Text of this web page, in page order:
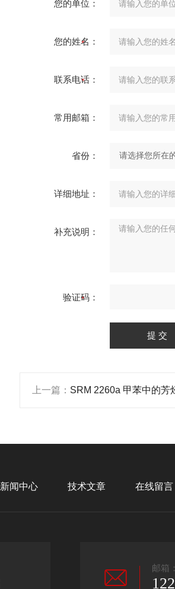
您的单位：
您的姓名：
联系电话：
常用邮箱：
省份：
详细地址：
补充说明：
验证码：
上一篇： SRM 2260a 甲苯中的芳
新闻中心 技术文章 在线留言
邮箱